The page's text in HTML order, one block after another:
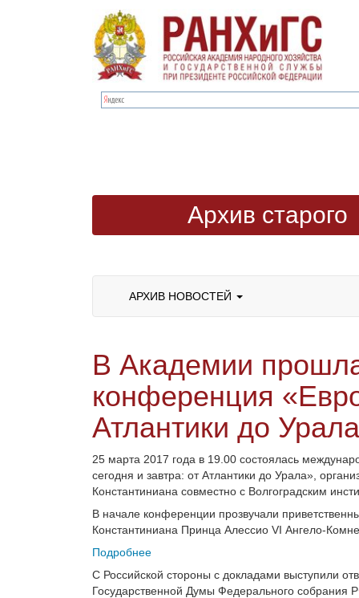
Архив старого
АРХИВ НОВОСТЕЙ
В Академии
конференция
Атлантики до
25 марта 2017 года в 19.00 состоялась
сегодня и завтра: от Атлантики до Урала»,
Константиниана совместно с Волгоградским
В начале конференции прозвучали
Константиниана Принца Алессио VI Ангело-
Подробнее
С Российской стороны с докладами выступили
Государственной Думы Федерального собрания